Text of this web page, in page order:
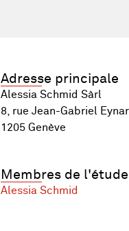
Adresse principale
Alessia Schmid Sàrl
8, rue Jean-Gabriel
1205 Genève
Membres de l'étude
Alessia Schmid